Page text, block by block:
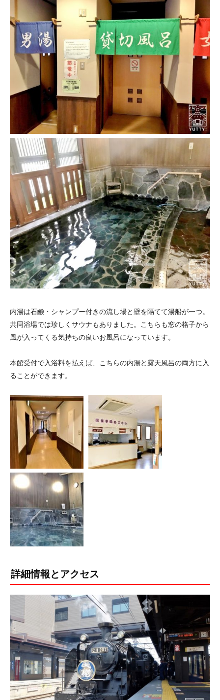
内湯は石鹸・シャンプー付きの流し場と壁を隔てて湯船が一つ。
共同浴場では珍しくサウナもありました。こちらも窓の格子から
風が入ってくる気持ちの良いお風呂になっています。
本館受付で入浴料を払えば、こちらの内湯と露天風呂の両方に入
ることができます。
詳細情報とアクセス